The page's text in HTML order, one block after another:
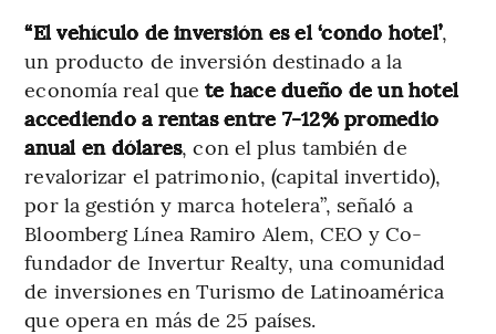
“El vehículo de inversión es el ‘condo hotel’,
un producto de inversión destinado a la
economía real quete hace dueño de un hotel
accediendo a rentas entre 7-12% promedio
anual en dólares, con el plus también de
revalorizar el patrimonio, (capital invertido),
por la gestión y marca hotelera”, señaló a
Bloomberg Línea Ramiro Alem, CEO y Co-
fundador de Invertur Realty, una comunidad
de inversiones en Turismo de Latinoamérica
que opera en más de 25 países.